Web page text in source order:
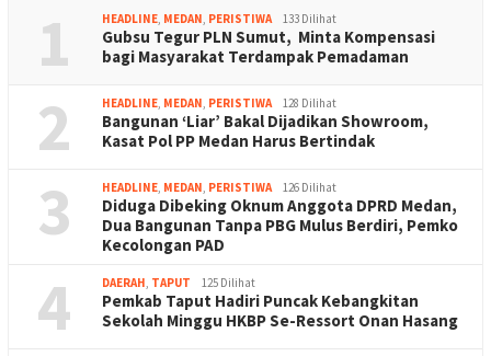
1 HEADLINE, MEDAN, PERISTIWA 133 Dilihat
Gubsu Tegur PLN Sumut, Minta Kompensasi
bagi Masyarakat Terdampak Pemadaman
2 HEADLINE, MEDAN, PERISTIWA 128 Dilihat
Bangunan ‘Liar’ Bakal Dijadikan Showroom,
Kasat Pol PP Medan Harus Bertindak
3 HEADLINE, MEDAN, PERISTIWA 126 Dilihat
Diduga Dibeking Oknum Anggota DPRD Medan,
Dua Bangunan Tanpa PBG Mulus Berdiri, Pemko
Kecolongan PAD
4 DAERAH, TAPUT 125 Dilihat
Pemkab Taput Hadiri Puncak Kebangkitan
Sekolah Minggu HKBP Se-Ressort Onan Hasang